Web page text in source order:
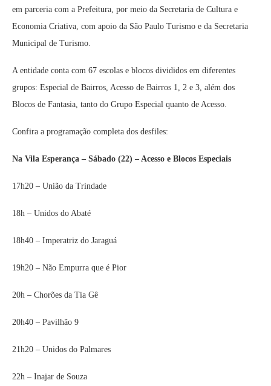
em parceria com a Prefeitura, por meio da Secretaria de Cultura e
Economia Criativa, com apoio da São Paulo Turismo e da Secretaria
Municipal de Turismo.
A entidade conta com 67 escolas e blocos divididos em diferentes
grupos: Especial de Bairros, Acesso de Bairros 1, 2 e 3, além dos
Blocos de Fantasia, tanto do Grupo Especial quanto de Acesso.
Confira a programação completa dos desfiles:
Na Vila Esperança – Sábado (22) – Acesso e Blocos Especiais
17h20 – União da Trindade
18h – Unidos do Abaté
18h40 – Imperatriz do Jaraguá
19h20 – Não Empurra que é Pior
20h – Chorões da Tia Gê
20h40 – Pavilhão 9
21h20 – Unidos do Palmares
22h – Inajar de Souza